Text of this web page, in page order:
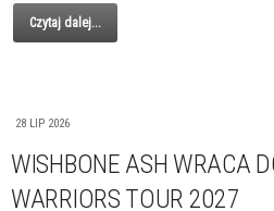
Czytaj dalej...
28 LIP 2026
WISHBONE ASH WRACA
WARRIORS TOUR 2027